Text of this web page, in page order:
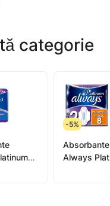
categorie
-5%
Absorbante
Always